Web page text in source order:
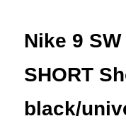
Nike 9 SW
SHORT
black/